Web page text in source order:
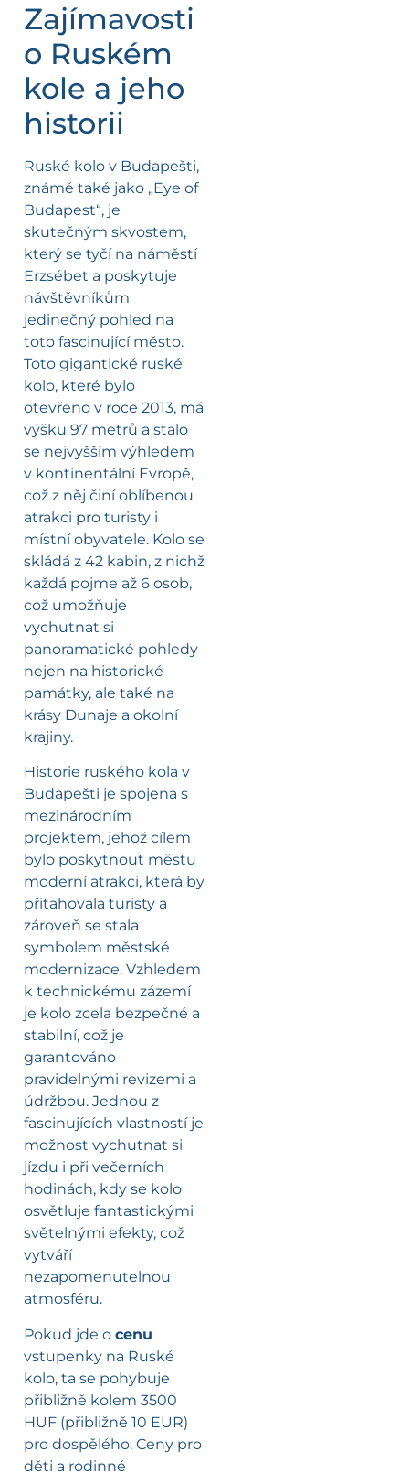
Zajímavosti
o Ruském
kole a jeho
historii
Ruské kolo v Budapešti,
známé také jako „Eye of
Budapest“, je
skutečným skvostem,
který se tyčí na náměstí
Erzsébet a poskytuje
návštěvníkům
jedinečný pohled na
toto fascinující město.
Toto gigantické ruské
kolo, které bylo
otevřeno v roce 2013, má
výšku 97 metrů a stalo
se nejvyšším výhledem
v kontinentální Evropě,
což z něj činí oblíbenou
atrakci pro turisty i
místní obyvatele. Kolo se
skládá z 42 kabin, z nichž
každá pojme až 6 osob,
což umožňuje
vychutnat si
panoramatické pohledy
nejen na historické
památky, ale také na
krásy Dunaje a okolní
krajiny.
Historie ruského kola v
Budapešti je spojena s
mezinárodním
projektem, jehož cílem
bylo poskytnout městu
moderní atrakci, která by
přitahovala turisty a
zároveň se stala
symbolem městské
modernizace. Vzhledem
k technickému zázemí
je kolo zcela bezpečné a
stabilní, což je
garantováno
pravidelnými revizemi a
údržbou. Jednou z
fascinujících vlastností je
možnost vychutnat si
jízdu i při večerních
hodinách, kdy se kolo
osvětluje fantastickými
světelnými efekty, což
vytváří
nezapomenutelnou
atmosféru.
Pokud jde o cenu
vstupenky na Ruské
kolo, ta se pohybuje
přibližně kolem 3500
HUF (přibližně 10 EUR)
pro dospělého. Ceny pro
děti a rodinné